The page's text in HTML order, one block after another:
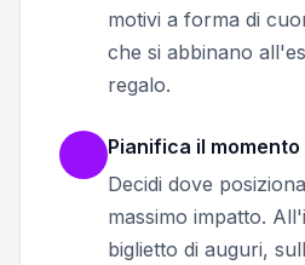
motivi a forma di
che si abbinano
regalo.
Pianifica il
Decidi dove
massimo impatto.
biglietto di auguri,